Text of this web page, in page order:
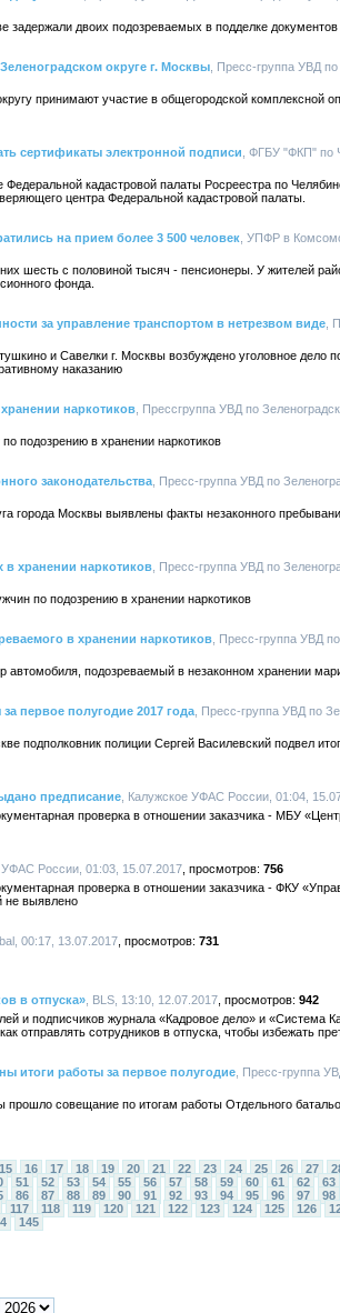
двоих подозреваемых в подделке документов
округе г. Москвы , Пресс-группа УВД
принимают участие в общегородской комплексной
сертификаты электронной подписи , ФГБУ "ФКП" по
кадастровой палаты Росреестра по
центра Федеральной кадастровой палаты.
на прием более 3 500 человек , УПФР в
шесть с половиной тысяч - пенсионеры. У жителей
фонда.
за управление транспортом в нетрезвом виде ,
и Савелки г. Москвы возбуждено уголовное дело
наказанию
наркотиков , Прессгруппа УВД по
подозрению в хранении наркотиков
законодательства , Пресс-группа УВД по
города Москвы выявлены факты незаконного
в хранении наркотиков , Пресс-группа УВД по
по подозрению в хранении наркотиков
в хранении наркотиков , Пресс-группа УВД
автомобиля, подозреваемый в незаконном хранении
первое полугодие 2017 года , Пресс-группа УВД по
подполковник полиции Сергей Василевский подвел
предписание , Калужское УФАС России, 01:04,
проверка в отношении заказчика - МБУ
УФАС России, 01:03, 15.07.2017
756
проверка в отношении заказчика - ФКУ
не выявлено
00:17, 13.07.2017
731
в отпуска» , BLS, 13:10, 12.07.2017
942
и подписчиков журнала «Кадровое дело» и «Система
отправлять сотрудников в отпуска, чтобы избежать
итоги работы за первое полугодие , Пресс-группа
прошло совещание по итогам работы Отдельного
15 16 17 18 19 20 21 22 23 24 25 26 27
51 52 53 54 55 56 57 58 59 60 61 62 63
86 87 88 89 90 91 92 93 94 95 96 97 98
117 118 119 120 121 122 123 124 125 126
145